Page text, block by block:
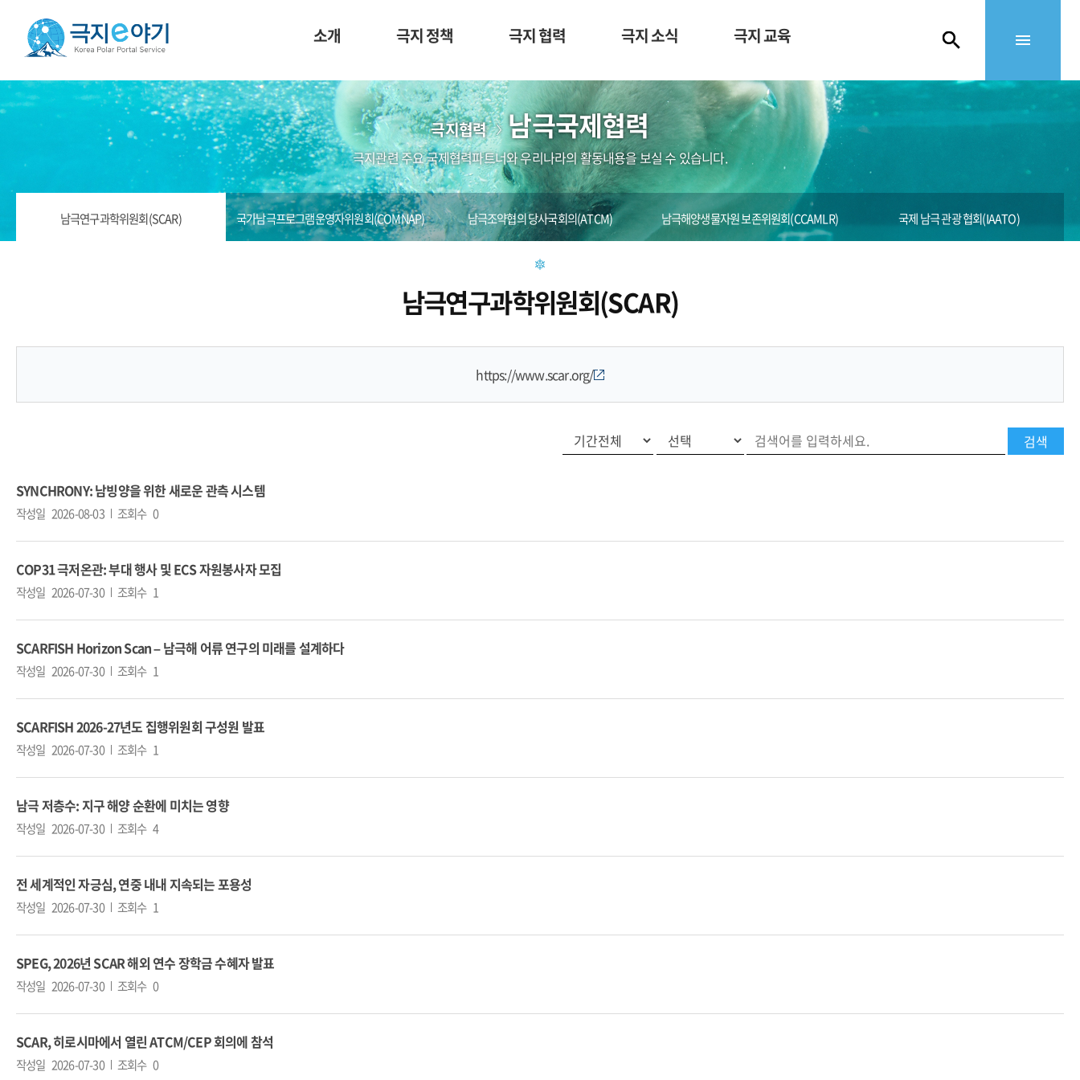
소개 극지 정책 극지 협력 극지 소식 극지 교육
극지협력 남극국제협력
극지관련 주요 국제협력파트너와 우리나라의 활동내용을 보실 수 있습니다.
남극연구과학위원회(SCAR) 국가남극프로그램운영자위원회(COMNAP) 남극조약협의 당사국회의(ATCM) 남극해양생물자원 보존위원회(CCAMLR) 국제 남극 관광 협회(IAATO)
남극연구과학위원회(SCAR)
https://www.scar.org/
SYNCHRONY: 남빙양을 위한 새로운 관측 시스템
작성일 2026-08-03 조회수 0
COP31 극저온관: 부대 행사 및 ECS 자원봉사자 모집
작성일 2026-07-30 조회수 1
SCARFISH Horizon Scan – 남극해 어류 연구의 미래를 설계하다
작성일 2026-07-30 조회수 1
SCARFISH 2026-27년도 집행위원회 구성원 발표
작성일 2026-07-30 조회수 1
남극 저층수: 지구 해양 순환에 미치는 영향
작성일 2026-07-30 조회수 4
전 세계적인 자긍심, 연중 내내 지속되는 포용성
작성일 2026-07-30 조회수 1
SPEG, 2026년 SCAR 해외 연수 장학금 수혜자 발표
작성일 2026-07-30 조회수 0
SCAR, 히로시마에서 열린 ATCM/CEP 회의에 참석
작성일 2026-07-30 조회수 0